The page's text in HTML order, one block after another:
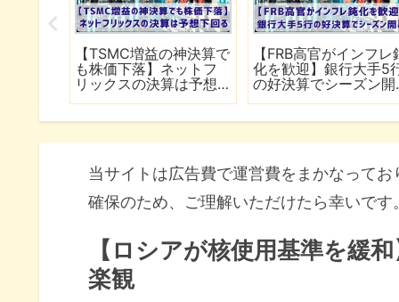
【TSMC増益の神決算で
も株価下落】ネットフ
リックスの決算は予想
【FRB高官がインフレ
化を歓迎】銀行大手5
の好決算でシーズン開
当サイトは広告費で運営費をまかなって
確保のため、ご理解いただけたら幸いです
【ロシアが核使用基準を緩
楽観